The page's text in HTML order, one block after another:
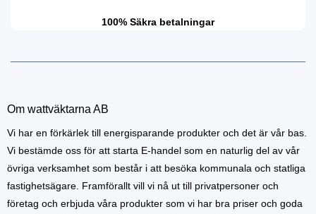
100% Säkra betalningar
Om wattväktarna AB
Vi har en förkärlek till energisparande produkter och det är vår bas.
Vi bestämde oss för att starta E-handel som en naturlig del av vår
övriga verksamhet som består i att besöka kommunala och statliga
fastighetsägare. Framförallt vill vi nå ut till privatpersoner och
företag och erbjuda våra produkter som vi har bra priser och goda